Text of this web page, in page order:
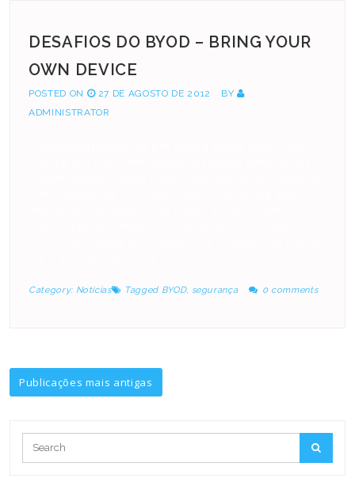
DESAFIOS DO BYOD – BRING YOUR
OWN DEVICE
POSTED ON 27 DE AGOSTO DE 2012
BY
ADMINISTRATOR
Category: Notícias Tagged BYOD, segurança 0 comments
Navegação
posts
Publicações mais antigas